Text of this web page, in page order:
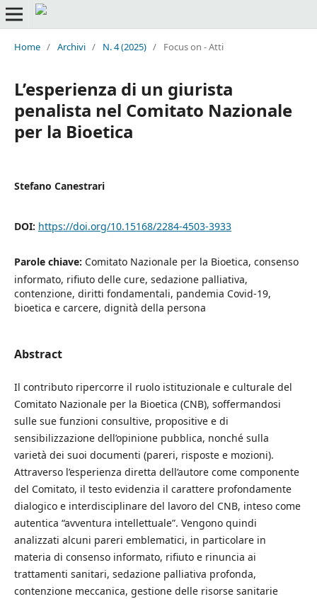
Home / Archivi / N. 4 (2025) / Focus on - Atti
L’esperienza di un giurista
penalista nel Comitato Nazionale
per la Bioetica
Stefano Canestrari
DOI: https://doi.org/10.15168/2284-4503-3933
Parole chiave: Comitato Nazionale per la Bioetica, consenso
informato, rifiuto delle cure, sedazione palliativa,
contenzione, diritti fondamentali, pandemia Covid-19,
bioetica e carcere, dignità della persona
Abstract
Il contributo ripercorre il ruolo istituzionale e culturale del
Comitato Nazionale per la Bioetica (CNB), soffermandosi
sulle sue funzioni consultive, propositive e di
sensibilizzazione dell’opinione pubblica, nonché sulla
varietà dei suoi documenti (pareri, risposte e mozioni).
Attraverso l’esperienza diretta dell’autore come componente
del Comitato, il testo evidenzia il carattere profondamente
dialogico e interdisciplinare del lavoro del CNB, inteso come
autentica “avventura intellettuale”. Vengono quindi
analizzati alcuni pareri emblematici, in particolare in
materia di consenso informato, rifiuto e rinuncia ai
trattamenti sanitari, sedazione palliativa profonda,
contenzione meccanica, gestione delle risorse sanitarie